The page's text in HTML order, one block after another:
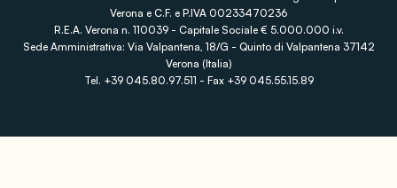
Verona e C.F. e P.IVA 00233470236
R.E.A. Verona n. 110039 - Capitale Sociale € 5.000.000 i.v.
Sede Amministrativa: Via Valpantena, 18/G - Quinto di Valpantena 37142
Verona (Italia)
Tel. +39 045.80.97.511 - Fax +39 045.55.15.89